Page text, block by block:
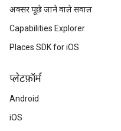
अक्सर पूछे जाने वाले सवाल
Capabilities Explorer
Places SDK for iOS
प्‍लेटफ़ॉर्म
Android
iOS